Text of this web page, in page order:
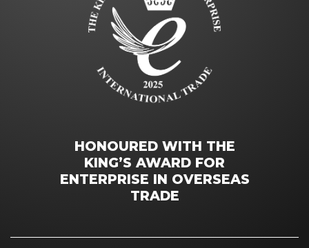
HONOURED WITH THE
KING’S AWARD FOR
ENTERPRISE IN OVERSEAS
TRADE